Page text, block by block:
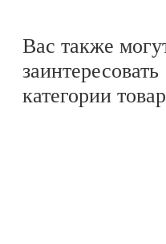
Вас также
заинтересовать
категории